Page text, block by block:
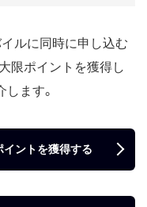
ルに同時に申し込む
限ポイントを獲得し
ます。
ントを獲得する